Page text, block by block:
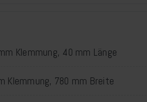
Klemmung, 40 mm Länge
Klemmung, 780 mm Breite